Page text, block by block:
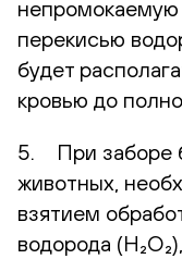
непромокаемую
перекисью
будет
кровью до
5. При заборе
животных,
взятием
водорода